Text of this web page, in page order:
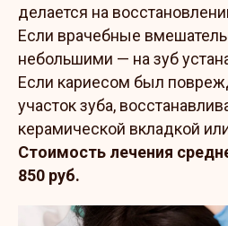
делается на
Если врачебные
небольшими — на зуб
Если кариесом был
участок зуба,
керамической вкладкой
Стоимость лечения
850 руб.